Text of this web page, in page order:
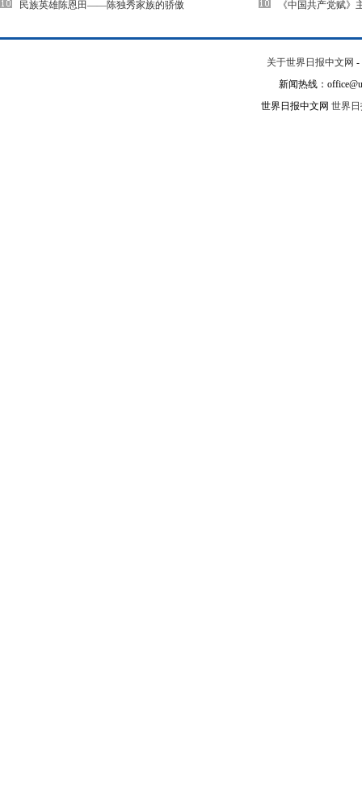
民族英雄陈恩田——陈独秀家族的骄傲 《中国共产党赋》
关于世界日报中文网 -
新闻热线：
世界日报中文网 世界